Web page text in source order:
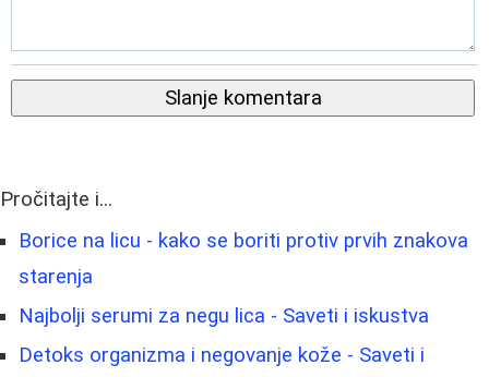
Slanje komentara
Pročitajte i...
Borice na licu - kako se boriti protiv prvih znakova
starenja
Najbolji serumi za negu lica - Saveti i iskustva
Detoks organizma i negovanje kože - Saveti i